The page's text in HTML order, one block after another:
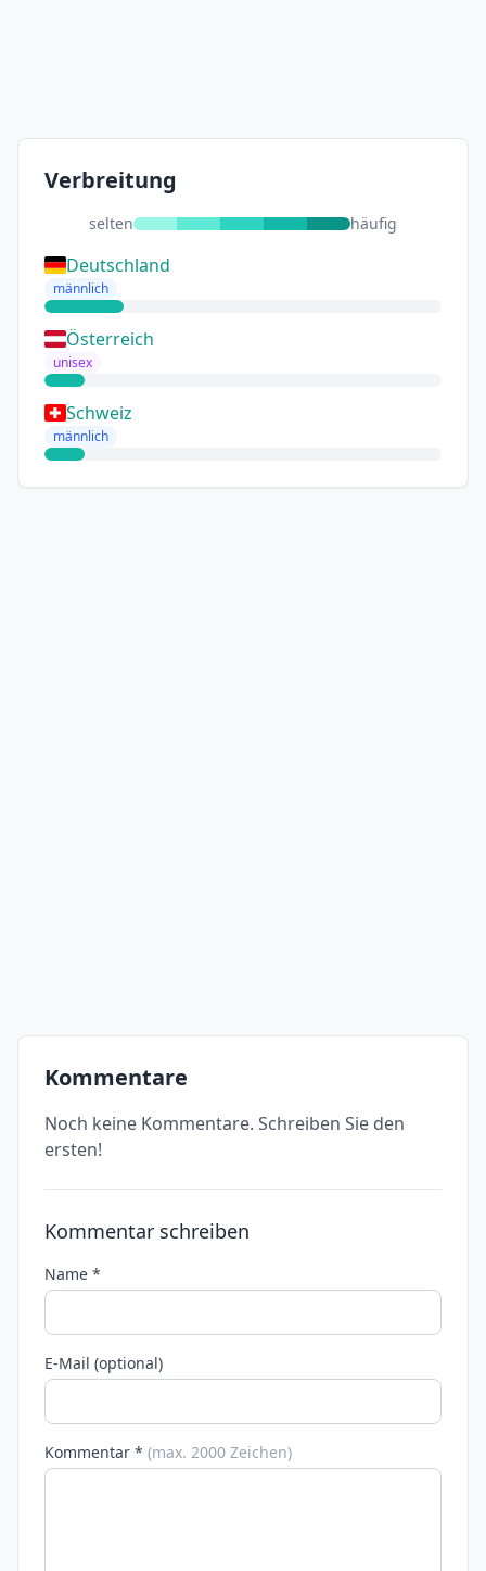
Verbreitung
selten häufig
Deutschland
männlich
Österreich
unisex
Schweiz
männlich
Kommentare
Noch keine Kommentare. Schreiben Sie den
ersten!
Kommentar schreiben
Name *
E-Mail (optional)
Kommentar * (max. 2000 Zeichen)